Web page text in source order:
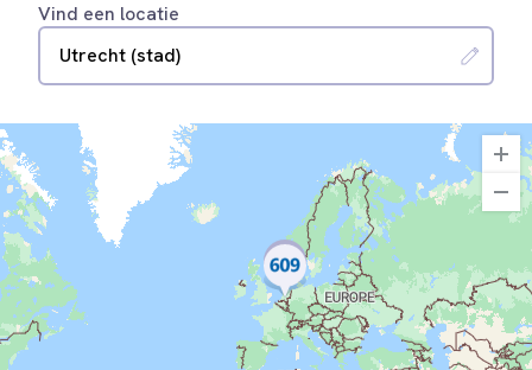
Vind een locatie
Utrecht (stad)